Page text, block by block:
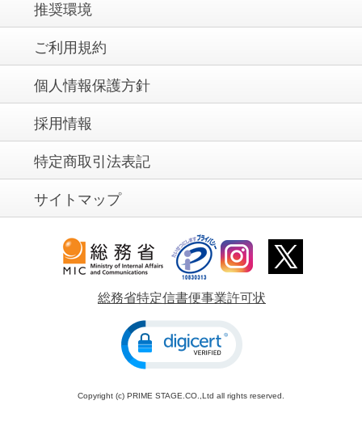
推奨環境
ご利用規約
個人情報保護方針
採用情報
特定商取引法表記
サイトマップ
総務省特定信書便事業許可状
Copyright (c) PRIME STAGE.CO.,Ltd all rights reserved.